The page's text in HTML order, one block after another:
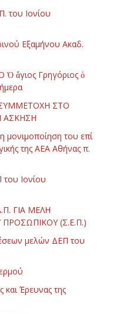
του Ιονίου
Εξαμήνου Ακαδ.
ἅγιος Γρηγόριος ὁ
ΣΤΟ
ΑΣΚΗΣΗ
μονιμοποίηση του επί
της ΑΕΑ Αθήνας π.
Ιονίου
ΓΙΑ ΜΕΛΗ
(Σ.Ε.Π.)
μελών ΔΕΠ του
και Έρευνας της